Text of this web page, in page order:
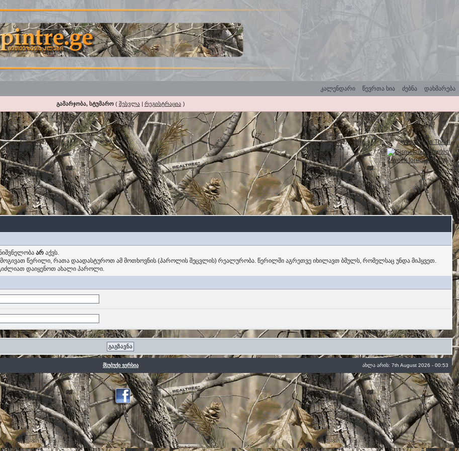
დახმარება
ძებნა
წევრთა სია
კალენდარი
გამარჯობა, სტუმარო( შესვლა | რეგისტრაცია )
Weather in Tbilisi
Gismeteo
2-week forecast
არ აქვს.
მოგივათ წერილი, რათა დაადასტუროთ ამ მოთხოვნის (პაროლის შეცვლის) რეალურობა. წერილში აგრეთვე იხილავთ ბმულს, რომელსაც უნდა მიჰყვეთ.
დაიყენოთ ახალი პაროლი.
მსუბუქი ვერსია ახლა არის: 7th August 2026 - 00:53